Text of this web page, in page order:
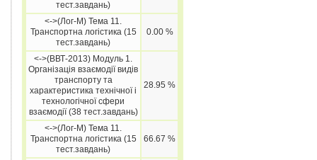
тест.завдань)
<->(Лог-М) Тема 11.
Транспортна логістика (15
тест.завдань)
0.00 %
<->(ВВТ-2013) Модуль 1.
Організація взаємодії видів
транспорту та
характеристика технічної і
технологічної сфери
взаємодії (38 тест.завдань)
28.95 %
<->(Лог-М) Тема 11.
Транспортна логістика (15
тест.завдань)
66.67 %